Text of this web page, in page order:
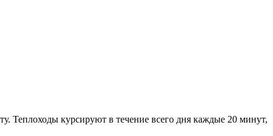
Теплоходы курсируют в течение всего дня каждые 20 минут,